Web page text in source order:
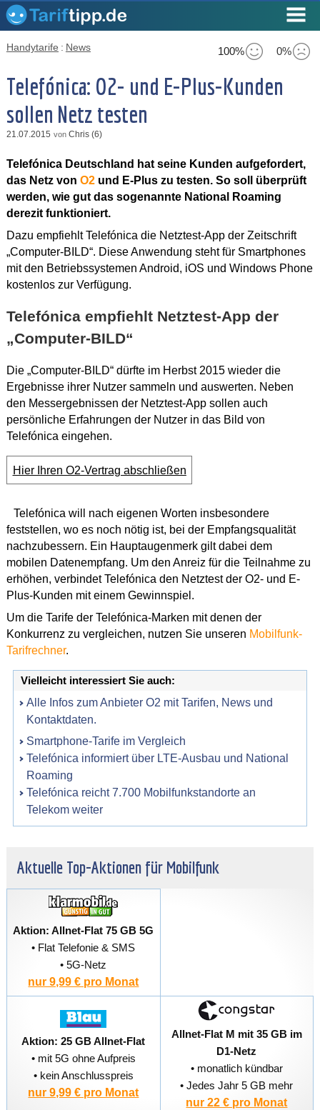
100% 0%
Handytarife : News
Telefónica: O2- und E-Plus-Kunden
sollen Netz testen
21.07.2015 von Chris (6)
Telefónica Deutschland hat seine Kunden aufgefordert,
das Netz von O2und E-Plus zu testen. So soll überprüft
werden, wie gut das sogenannte National Roaming
derezit funktioniert.
Dazu empfiehlt Telefónica die Netztest-App der Zeitschrift
„Computer-BILD“. Diese Anwendung steht für Smartphones
mit den Betriebssystemen Android, iOS und Windows Phone
kostenlos zur Verfügung.
Telefónica empfiehlt Netztest-App der
„Computer-BILD“
Die „Computer-BILD“ dürfte im Herbst 2015 wieder die
Ergebnisse ihrer Nutzer sammeln und auswerten. Neben
den Messergebnissen der Netztest-App sollen auch
persönliche Erfahrungen der Nutzer in das Bild von
Telefónica eingehen.
Hier Ihren O2-Vertrag abschließen
Telefónica will nach eigenen Worten insbesondere
feststellen, wo es noch nötig ist, bei der Empfangsqualität
nachzubessern. Ein Hauptaugenmerk gilt dabei dem
mobilen Datenempfang. Um den Anreiz für die Teilnahme zu
erhöhen, verbindet Telefónica den Netztest der O2- und E-
Plus-Kunden mit einem Gewinnspiel.
Um die Tarife der Telefónica-Marken mit denen der
Konkurrenz zu vergleichen, nutzen Sie unseren Mobilfunk-
Tarifrechner.
Vielleicht interessiert Sie auch:
Alle Infos zum Anbieter O2 mit Tarifen, News und
Kontaktdaten.
Smartphone-Tarife im Vergleich
Telefónica informiert über LTE-Ausbau und National
Roaming
Telefónica reicht 7.700 Mobilfunkstandorte an
Telekom weiter
Aktuelle Top-Aktionen für Mobilfunk
Aktion: Allnet-Flat 75 GB 5G
• Flat Telefonie & SMS
• 5G-Netz
nur 9,99 € pro Monat
Aktion: 25 GB Allnet-Flat
• mit 5G ohne Aufpreis
• kein Anschlusspreis
nur 9,99 € pro Monat
Allnet-Flat M mit 35 GB im
D1-Netz
• monatlich kündbar
• Jedes Jahr 5 GB mehr
nur 22 € pro Monat